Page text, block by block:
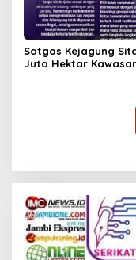
Satgas Kejagung
Juta Hektar